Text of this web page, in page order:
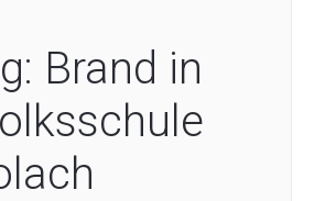
Brand in